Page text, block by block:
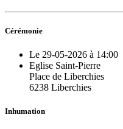
Cérémonie
Le 29-05-2026 à 14:00
Eglise Saint-Pierre
Place de Liberchies
6238 Liberchies
Inhumation